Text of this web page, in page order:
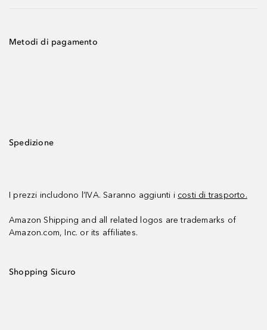
Metodi di pagamento
Spedizione
I prezzi includono l’IVA. Saranno aggiunti i costi di trasporto.
Amazon Shipping and all related logos are trademarks of
Amazon.com, Inc. or its affiliates.
Shopping Sicuro